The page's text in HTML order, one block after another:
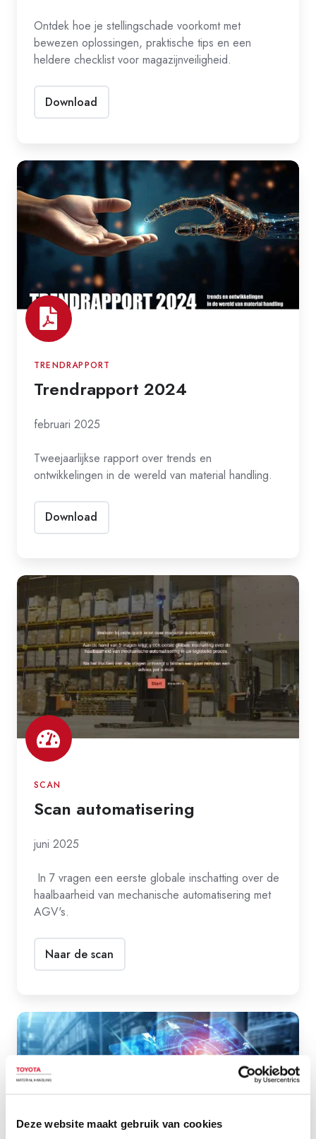
Deze website maakt gebruik van cookies
Ontdek hoe je stellingschade voorkomt met
bewezen oplossingen, praktische tips en een
heldere checklist voor magazijnveiligheid.
Download
Trendrapport
2024
TRENDRAPPORT
Trendrapport 2024
februari 2025
Tweejaarlijkse rapport over trends en
ontwikkelingen in de wereld van material handling.
Download
Scan
automatisering
SCAN
Scan automatisering
juni 2025
In 7 vragen een eerste globale inschatting over de
haalbaarheid van mechanische automatisering met
AGV's.
Naar de scan
Trendrapport
2022